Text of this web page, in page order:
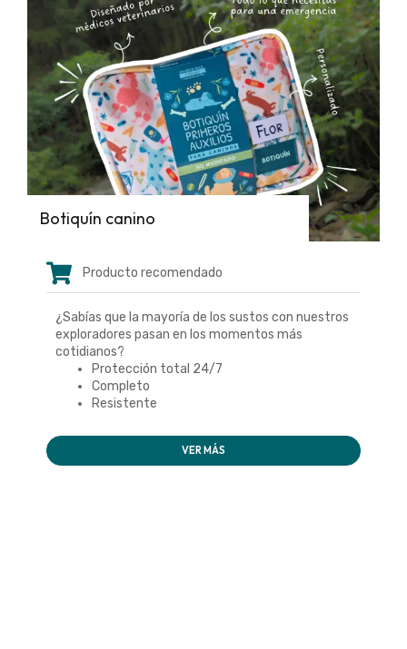
Botiquín canino
Producto recomendado
¿Sabías que la mayoría de los sustos con nuestros
exploradores pasan en los momentos más
cotidianos?
Protección total 24/7
Completo
Resistente
VER MÁS